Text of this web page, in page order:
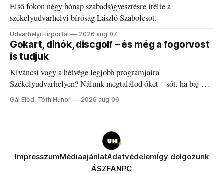
Első fokon négy hónap szabadságvesztésre ítélte a
székelyudvarhelyi bíróság László Szabolcsot.
Udvarhelyi Hírportál 2026 aug. 07
Gokart, dinók, discgolf – és még a fogorvost
is tudjuk
Kíváncsi vagy a hétvége legjobb programjaira
Székelyudvarhelyen? Nálunk megtalálod őket – sőt, ha baj van
a fogaddal, a fogorvosi ügyeletet is!
Gál Előd, Tóth Hunor 2026 aug. 06
ImpresszumMédiaajánlatAdatvédelemÍgy dolgozunk
ÁSZFANPC